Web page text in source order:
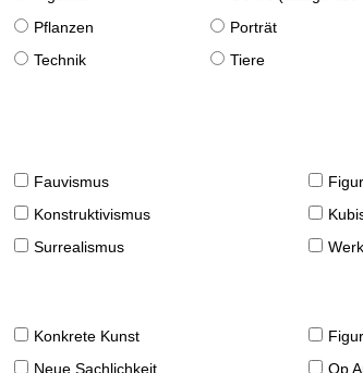
Pflanzen Porträt
Technik Tiere
Fauvismus
Konstruktivismus
Surrealismus
Konkrete Kunst
Neue Sachlichkeit
Op